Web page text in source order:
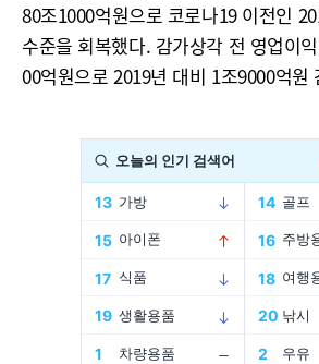
80조1000억원으로 코로나19 이전인
수준을 회복했다. 감가상각 전 영업이
00억원으로 2019년 대비 1조9000억원